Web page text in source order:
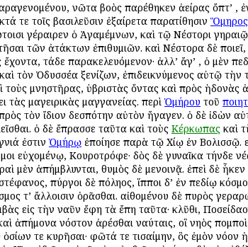
νῶτα βοὸς παρέθηκεν ἀείρας ὄπτ’ ,
τε τοῖς βασιλεῦσιν ἐξαίρετα παρατίθησιν Ὅμηρος
γέραιρεν ὁ Ἀγαμέμνων, καὶ τῷ Νέστορι
τῶν ἀτάκτων ἐπιθυμιῶν. καὶ Νέστορα δὲ
τάδε παρακελευόμενον· ἀλλ’ ἄγ’ , ὁ μὲν
τὸν Ὀδυσσέα ξενίζων, ἐπιδεικνύμενος αὐτῷ τὴν
μνηστῆρας, ὑβριστὰς ὄντας καὶ πρὸς ἡδονὰς
τὰς μαγειρικὰς μαγγανείας. περὶ Ὁμήρου τοῦ
τὸν ἴδιον δεσπότην αὐτὸν ἤγαγεν. ὁ δὲ ἰδὼν
ὁ δὲ ἔπρασσε ταῦτα καὶ τοὺς Κέρκωπας καὶ
ἐστιν Ὁμήρῳ ἐποίησε παρὰ τῷ Χίῳ ἐν Βολισσῷ.
εὐχομένῳ, Κουροτρόφε· δὸς δὲ γυναῖκα τήνδε
μὲν ἀπήμβλυνται, θυμὸς δὲ μενοινᾷ. ἐπεὶ δὲ
πύργοι δὲ πόληος, ἵπποι δ’ ἐν πεδίῳ
τ’ ἄλλοισιν ὁρᾶσθαι. αἰθομένου δὲ πυρὸς
εἰς τὴν ναῦν ἔφη τὰ ἔπη ταῦτα· κλῦθι,
ἀπήμονα νόστον ἀρέσθαι ναύταις, οἳ νηὸς πομποὶ
τε κυρῆσαι· φῶτά τε τισαίμην, ὃς ἐμὸν νόον